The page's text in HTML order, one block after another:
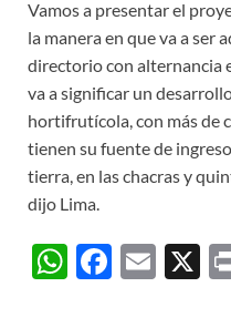
Vamos a presentar el
la manera en que va a ser
directorio con alternancia
va a significar un
hortifrutícola, con más de
tienen su fuente de
tierra, en las chacras y
dijo Lima.
W F
E
X